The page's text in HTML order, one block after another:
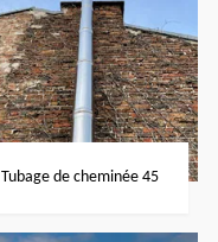
Tubage de cheminée 45